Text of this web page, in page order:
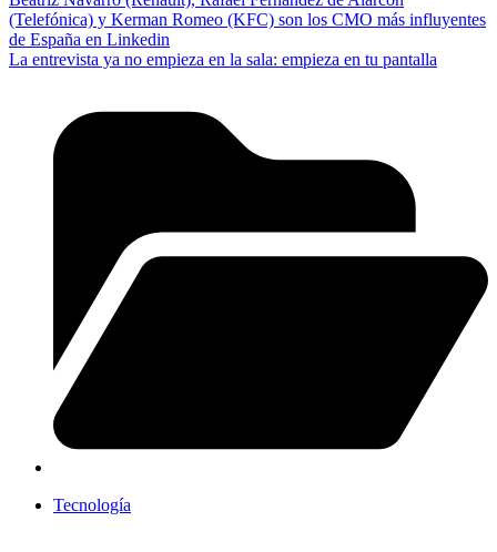
(Telefónica) y Kerman Romeo (KFC) son los CMO más influyentes
de España en Linkedin
La entrevista ya no empieza en la sala: empieza en tu pantalla
Tecnología